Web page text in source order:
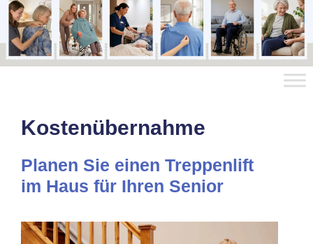
Kostenübernahme
Planen Sie einen Treppenlift
im Haus für Ihren Senior